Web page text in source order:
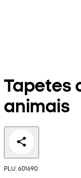
Tapetes
animais
PLU: 601690